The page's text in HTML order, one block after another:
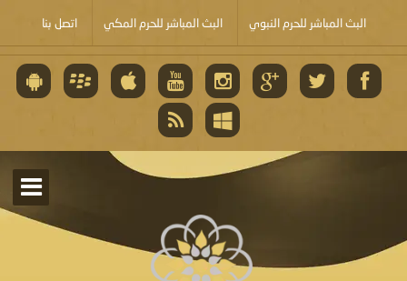
البث المباشر للحرم النبوي البث المباشر للحرم المكي اتصل بنا